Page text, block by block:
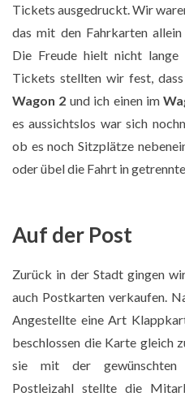
Tickets ausgedruckt. Wir
das mit den Fahrkarten
Die Freude hielt nicht
Tickets stellten wir fest,
Wagon 2 und ich einen im
es aussichtslos war sich
ob es noch Sitzplätze
oder übel die Fahrt in
Auf der Post
Zurück in der Stadt gingen
auch Postkarten verkaufen.
Angestellte eine Art
beschlossen die Karte gleich
sie mit der gewünschten
Postleizahl stellte die